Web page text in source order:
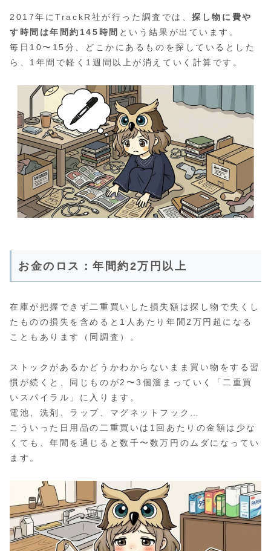
2017年にTrackR社が行った調査では、探し物に費や
す時間は年間約145時間 という結果が出ています。
毎日10〜15分、どこかにあるものを探しているとした
ら、1年間で軽く1週間以上が消えていく計算です。
お金のロス：年間約2万円以上
在庫が把握できず二重買いした損失額は探し物で失くし
たものの損失を含めると1人あたり年間2万円超になる
こともあります（同調査）。
ストックがあるかどうかわからないまま買い物をする習
慣が続くと、同じものが2〜3個溜まっていく「二重買
いスパイラル」に入ります。
電池、洗剤、ラップ、マグネットフック…
こういった日用品の二重買いは1回あたりの金額は少な
くても、年間を通じると数千〜数万円のムダになってい
ます。